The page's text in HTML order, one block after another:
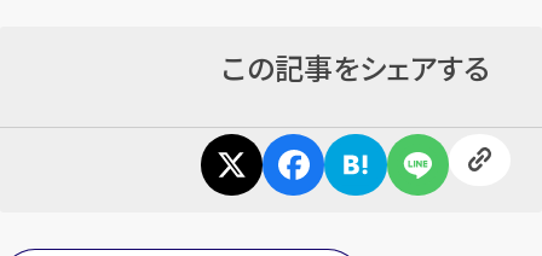
分！今すぐ査定金額をお伝えいた
この記事をシェアする